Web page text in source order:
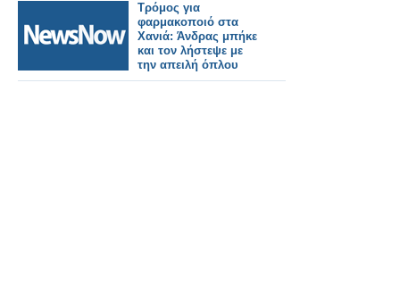
Tρόμος για
φαρμακοποιό στα
Χανιά: Άνδρας μπήκε
και τον λήστεψε με
την απειλή όπλου